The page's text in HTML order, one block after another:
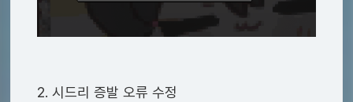
2. 시드리 증발 오류 수정